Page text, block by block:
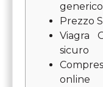
generico
Prezzo
Viagra
sicuro
online